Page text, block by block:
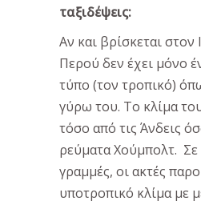
ταξιδέψεις:
Αν και βρίσκεται στον
Περού δεν έχει μόνο
τύπο (τον τροπικό)
γύρω του. Το κλίμα
τόσο από τις Άνδεις
ρεύματα Χούμπολτ. Σε
γραμμές, οι ακτές
υποτροπικό κλίμα με